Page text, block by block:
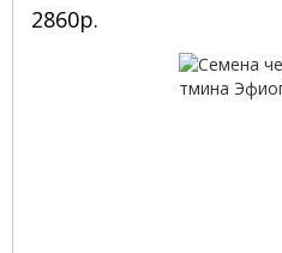
2860р.